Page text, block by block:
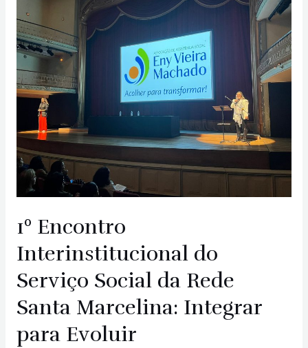
1º Encontro
Interinstitucional do
Serviço Social da Rede
Santa Marcelina: Integrar
para Evoluir